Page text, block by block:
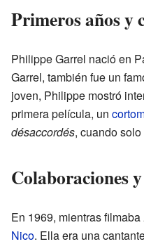
Primeros años y
Philippe Garrel nació en
Garrel, también fue un
joven, Philippe mostró
primera película, un
désaccordés, cuando
Colaboraciones
En 1969, mientras filmaba
Nico. Ella era una